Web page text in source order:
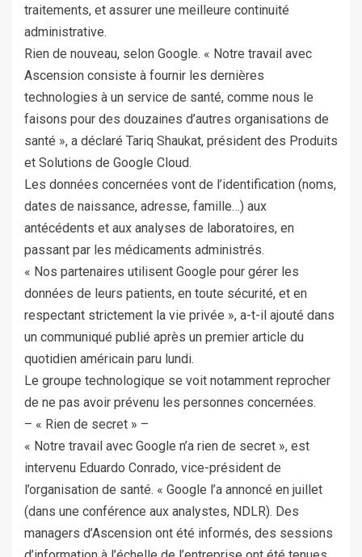
traitements, et assurer une meilleure continuité
administrative.
Rien de nouveau, selon Google. « Notre travail avec
Ascension consiste à fournir les dernières
technologies à un service de santé, comme nous le
faisons pour des douzaines d’autres organisations de
santé », a déclaré Tariq Shaukat, président des Produits
et Solutions de Google Cloud.
Les données concernées vont de l’identification (noms,
dates de naissance, adresse, famille…) aux
antécédents et aux analyses de laboratoires, en
passant par les médicaments administrés.
« Nos partenaires utilisent Google pour gérer les
données de leurs patients, en toute sécurité, et en
respectant strictement la vie privée », a-t-il ajouté dans
un communiqué publié après un premier article du
quotidien américain paru lundi.
Le groupe technologique se voit notamment reprocher
de ne pas avoir prévenu les personnes concernées.
– « Rien de secret » –
« Notre travail avec Google n’a rien de secret », est
intervenu Eduardo Conrado, vice-président de
l’organisation de santé. « Google l’a annoncé en juillet
(dans une conférence aux analystes, NDLR). Des
managers d’Ascension ont été informés, des sessions